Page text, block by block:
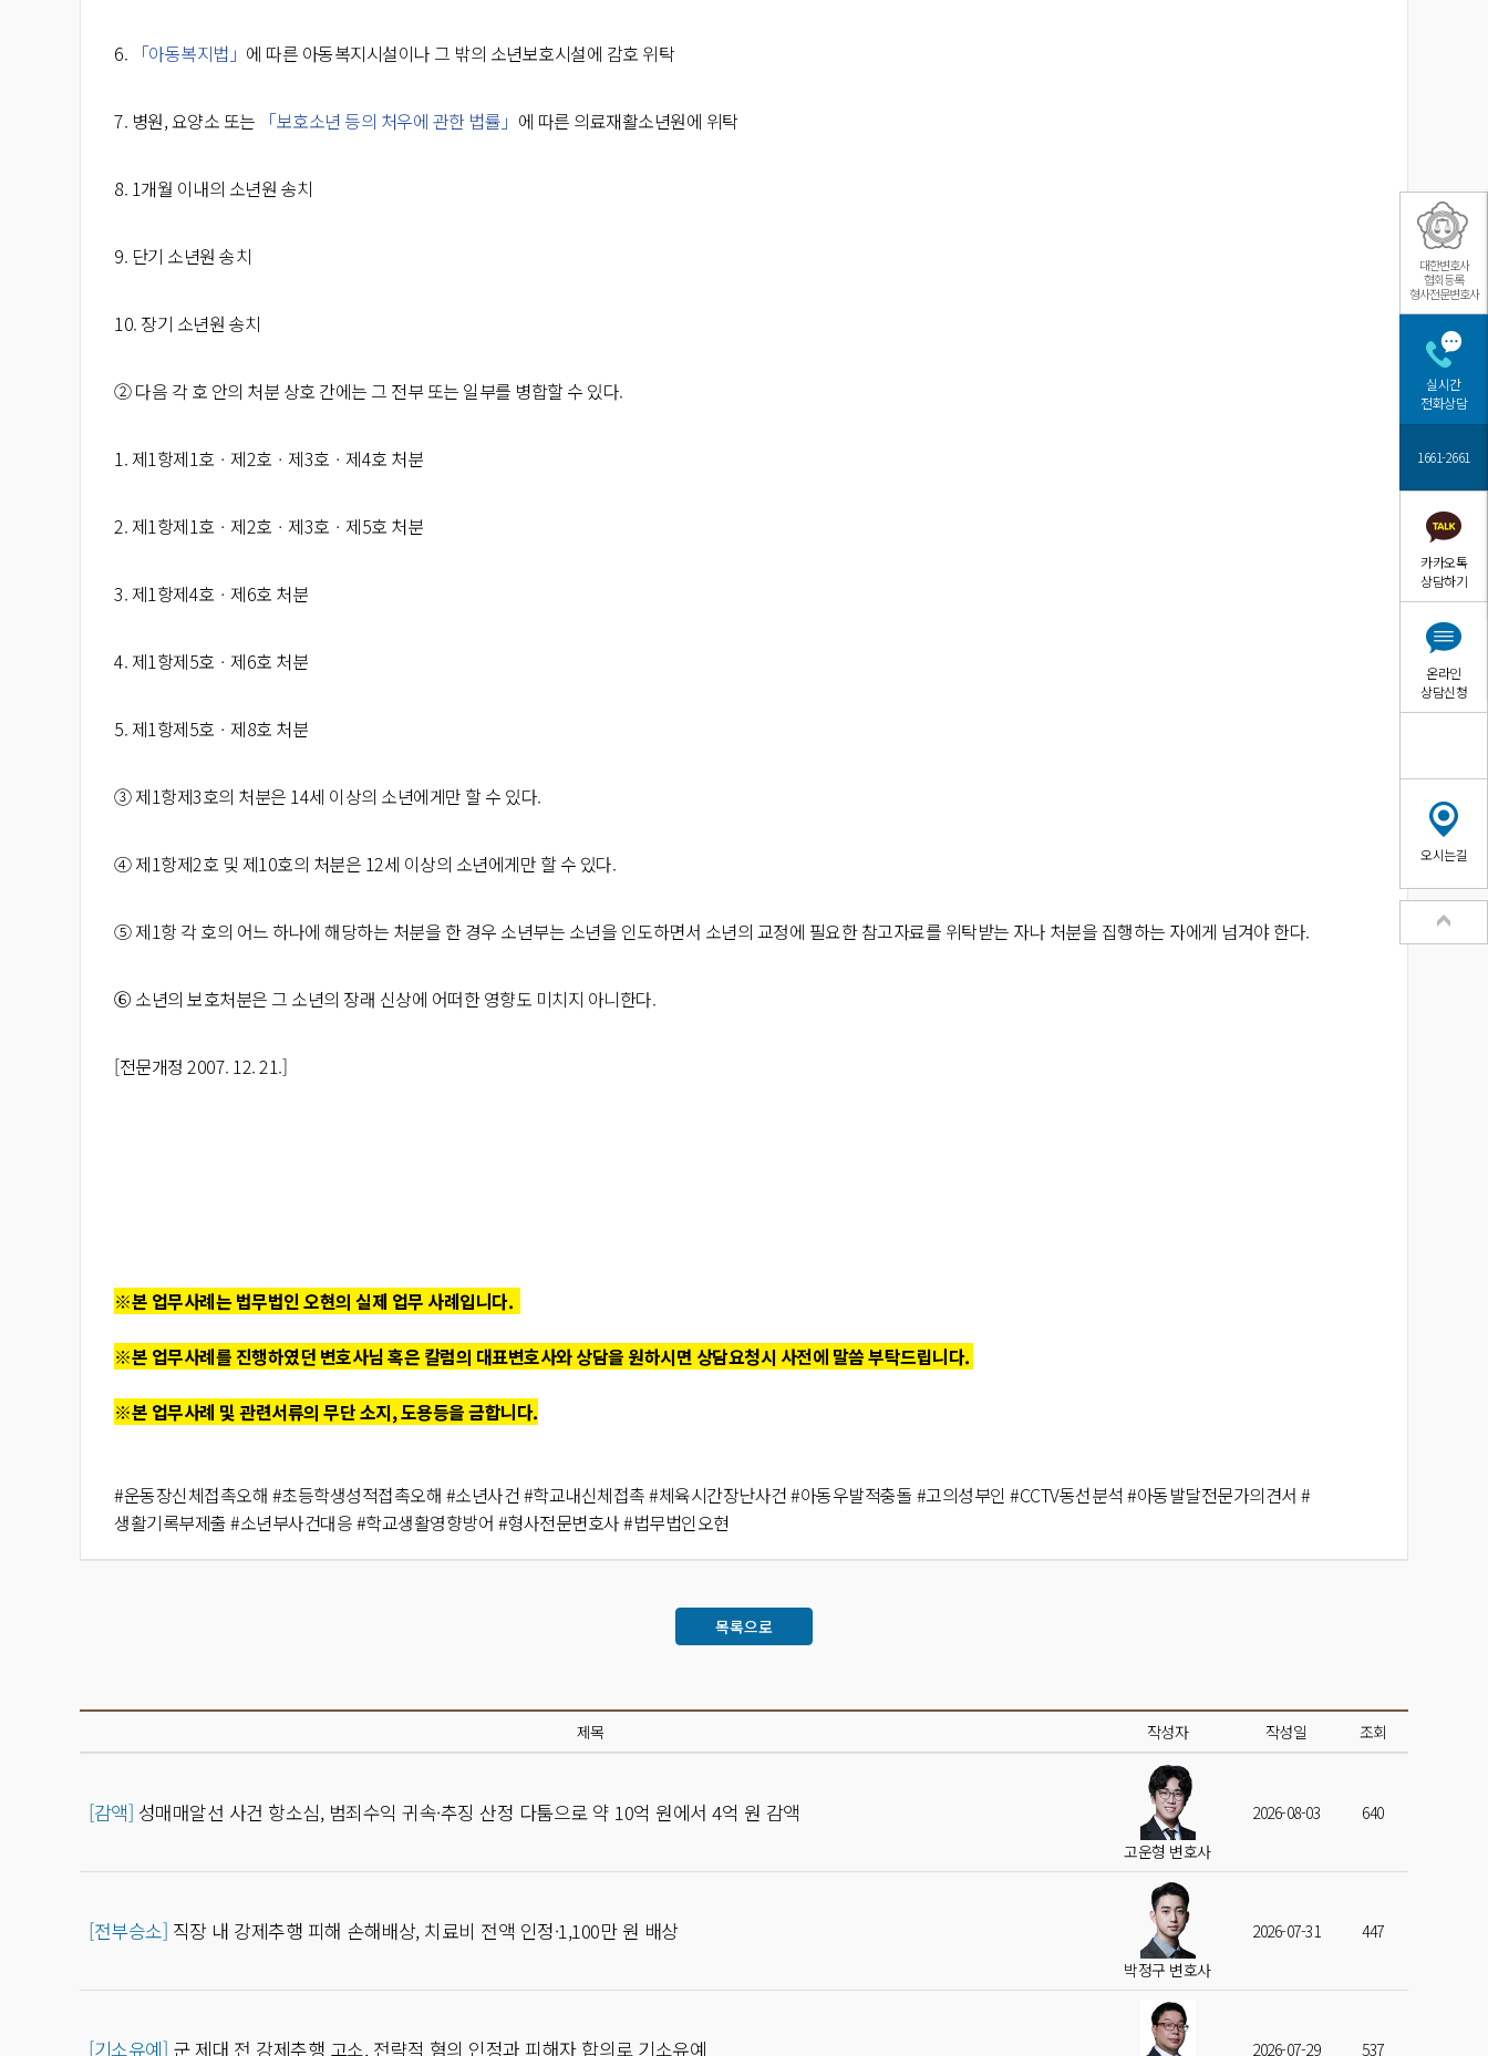
6. 「아동복지법」 에 따른 아동복지시설이나 그 밖의 소년보호시설에 감호 위탁
7. 병원, 요양소 또는 「보호소년 등의 처우에 관한 법률」 에 따른 의료재활소년원에 위탁
8. 1개월 이내의 소년원 송치
9. 단기 소년원 송치
10. 장기 소년원 송치
② 다음 각 호 안의 처분 상호 간에는 그 전부 또는 일부를 병합할 수 있다.
1. 제1항제1호ㆍ제2호ㆍ제3호ㆍ제4호 처분
2. 제1항제1호ㆍ제2호ㆍ제3호ㆍ제5호 처분
3. 제1항제4호ㆍ제6호 처분
4. 제1항제5호ㆍ제6호 처분
5. 제1항제5호ㆍ제8호 처분
③ 제1항제3호의 처분은 14세 이상의 소년에게만 할 수 있다.
④ 제1항제2호 및 제10호의 처분은 12세 이상의 소년에게만 할 수 있다.
⑤ 제1항 각 호의 어느 하나에 해당하는 처분을 한 경우 소년부는 소년을 인도하면서 소년의 교정에 필요한 참고자료를 위탁받는 자나 처분을 집행하는 자에게 넘겨야 한다.
⑥ 소년의 보호처분은 그 소년의 장래 신상에 어떠한 영향도 미치지 아니한다.
[전문개정 2007. 12. 21.]
※본 업무사례는 법무법인 오현의 실제 업무 사례입니다.
※본 업무사례를 진행하였던 변호사님 혹은 칼럼의 대표변호사와 상담을 원하시면 상담요청시 사전에 말씀 부탁드립니다.
※본 업무사례 및 관련서류의 무단 소지, 도용등을 금합니다.
#운동장신체접촉오해 #초등학생성적접촉오해 #소년사건 #학교내신체접촉 #체육시간장난사건 #아동우발적충돌 #고의성부인 #CCTV동선분석 #아동발달전문가의견서 #
생활기록부제출 #소년부사건대응 #학교생활영향방어 #형사전문변호사 #법무법인오현
목록으로
제목 작성자 작성일 조회
[감액] 성매매알선 사건 항소심, 범죄수익 귀속·추징 산정 다툼으로 약 10억 원에서 4억 원 감액
고운형 변호사
2026-08-03 640
[전부승소] 직장 내 강제추행 피해 손해배상, 치료비 전액 인정·1,100만 원 배상
박정구 변호사
2026-07-31 447
[기소유예] 군 제대 전 강제추행 고소, 전략적 혐의 인정과 피해자 합의로 기소유예 2026-07-29 537
대한변호사
협회등록
형사전문변호사
실시간
전화상담
1661-2661
카카오톡
상담하기
온라인
상담신청
오시는길